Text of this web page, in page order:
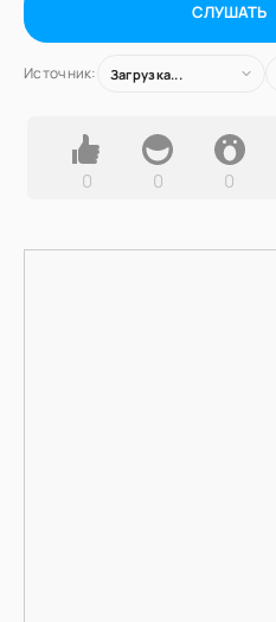
СЛУШАТЬ
Источник: Загрузка...
0 0 0